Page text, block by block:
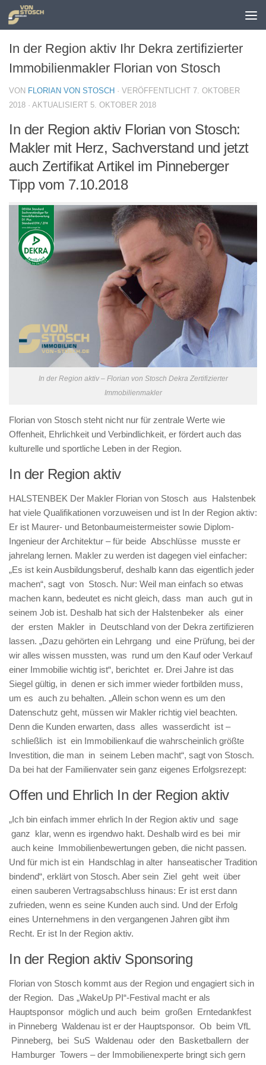
Zum Inhalt springen
In der Region aktiv Ihr Dekra zertifizierter
Immobilienmakler Florian von Stosch
VON FLORIAN VON STOSCH · VERÖFFENTLICHT 7. OKTOBER
2018 · AKTUALISIERT 5. OKTOBER 2018
In der Region aktiv Florian von Stosch:
Makler mit Herz, Sachverstand und jetzt
auch Zertifikat Artikel im Pinneberger
Tipp vom 7.10.2018
In der Region aktiv – Florian von Stosch Dekra Zertifizierter
Immobilienmakler
Florian von Stosch steht nicht nur für zentrale Werte wie
Offenheit, Ehrlichkeit und Verbindlichkeit, er fördert auch das
kulturelle und sportliche Leben in der Region.
In der Region aktiv
HALSTENBEK Der Makler Florian von Stosch aus Halstenbek
hat viele Qualifikationen vorzuweisen und ist In der Region aktiv:
Er ist Maurer- und Betonbaumeistermeister sowie Diplom-
Ingenieur der Architektur – für beide Abschlüsse musste er
jahrelang lernen. Makler zu werden ist dagegen viel einfacher:
„Es ist kein Ausbildungsberuf, deshalb kann das eigentlich jeder
machen“, sagt von Stosch. Nur: Weil man einfach so etwas
machen kann, bedeutet es nicht gleich, dass man auch gut in
seinem Job ist. Deshalb hat sich der Halstenbeker als einer
der ersten Makler in Deutschland von der Dekra zertifizieren
lassen. „Dazu gehörten ein Lehrgang und eine Prüfung, bei der
wir alles wissen mussten, was rund um den Kauf oder Verkauf
einer Immobilie wichtig ist“, berichtet er. Drei Jahre ist das
Siegel gültig, in denen er sich immer wieder fortbilden muss,
um es auch zu behalten. „Allein schon wenn es um den
Datenschutz geht, müssen wir Makler richtig viel beachten.
Denn die Kunden erwarten, dass alles wasserdicht ist –
schließlich ist ein Immobilienkauf die wahrscheinlich größte
Investition, die man in seinem Leben macht“, sagt von Stosch.
Da bei hat der Familienvater sein ganz eigenes Erfolgsrezept:
Offen und Ehrlich In der Region aktiv
„Ich bin einfach immer ehrlich In der Region aktiv und sage
ganz klar, wenn es irgendwo hakt. Deshalb wird es bei mir
auch keine Immobilienbewertungen geben, die nicht passen.
Und für mich ist ein Handschlag in alter hanseatischer Tradition
bindend“, erklärt von Stosch. Aber sein Ziel geht weit über
einen sauberen Vertragsabschluss hinaus: Er ist erst dann
zufrieden, wenn es seine Kunden auch sind. Und der Erfolg
eines Unternehmens in den vergangenen Jahren gibt ihm
Recht. Er ist In der Region aktiv.
In der Region aktiv Sponsoring
Florian von Stosch kommt aus der Region und engagiert sich in
der Region. Das „WakeUp PI“-Festival macht er als
Hauptsponsor möglich und auch beim großen Erntedankfest
in Pinneberg Waldenau ist er der Hauptsponsor. Ob beim VfL
Pinneberg, bei SuS Waldenau oder den Basketballern der
Hamburger Towers – der Immobilienexperte bringt sich gern